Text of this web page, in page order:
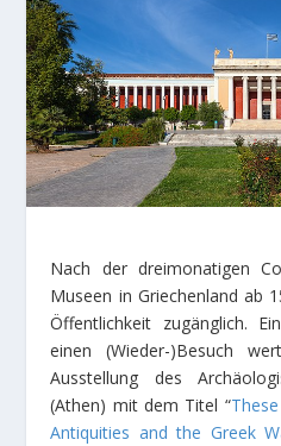
Nach der dreimonatigen
Museen in Griechenland ab
Öffentlichkeit zugänglich.
einen (Wieder-)Besuch
Ausstellung des
(Athen) mit dem Titel “
Antiquities and the Greek